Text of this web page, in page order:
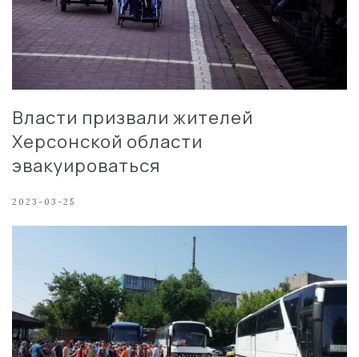
Власти призвали жителей
Херсонской области
эвакуироваться
2023-03-25